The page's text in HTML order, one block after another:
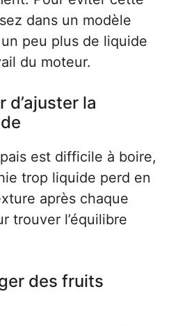
dans un modèle
peu plus de liquide
du moteur.
d’ajuster la
est difficile à boire,
trop liquide perd en
après chaque
trouver l’équilibre
des fruits